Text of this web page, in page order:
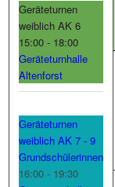
Geräteturnen
weiblich AK 6
15:00 - 18:00
Geräteturnhalle
Altenforst
Geräteturnen
weiblich AK 7 - 9
Grundschülerinnen
16:00 - 19:30